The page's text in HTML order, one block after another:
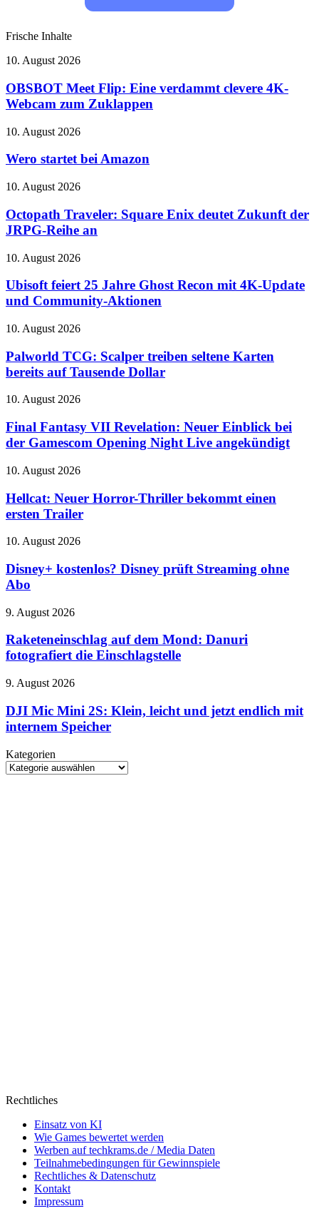
Frische Inhalte
OBSBOT
Flip:
Eine
verdammt
4K-
zum
10. August 2026
OBSBOT Meet Flip: Eine verdammt clevere 4K-
Webcam zum Zuklappen
Wero
bei
10. August 2026
Wero startet bei Amazon
Octopath
Square
Enix
deutet
der
Reihe
an
10. August 2026
Octopath Traveler: Square Enix deutet Zukunft der
JRPG-Reihe an
Ubisoft
25
Jahre
Ghost
mit
Update
und
Aktionen
10. August 2026
Ubisoft feiert 25 Jahre Ghost Recon mit 4K-Update
und Community-Aktionen
Palworld
Scalper
treiben
seltene
bereits
Tausende
Dollar
10. August 2026
Palworld TCG: Scalper treiben seltene Karten
bereits auf Tausende Dollar
Final
VII
Revelation:
Neuer
bei
Gamescom
Opening
Live
10. August 2026
Final Fantasy VII Revelation: Neuer Einblick bei
der Gamescom Opening Night Live angekündigt
Hellcat:
Horror-
Thriller
bekommt
ersten
10. August 2026
Hellcat: Neuer Horror-Thriller bekommt einen
ersten Trailer
Disney+
Disney
prüft
Streaming
Abo
10. August 2026
Disney+ kostenlos? Disney prüft Streaming ohne
Abo
Raketeneinschlag
dem
Mond:
Danuri
die
9. August 2026
Raketeneinschlag auf dem Mond: Danuri
fotografiert die Einschlagstelle
DJI
Mini
2S:
Klein,
und
jetzt
9. August 2026
DJI Mic Mini 2S: Klein, leicht und jetzt endlich mit
internem Speicher
Kategorien
Kategorien
Rechtliches
Einsatz von KI
Wie Games bewertet werden
Werben auf techkrams.de / Media Daten
Teilnahmebedingungen für Gewinnspiele
Rechtliches & Datenschutz
Kontakt
Impressum